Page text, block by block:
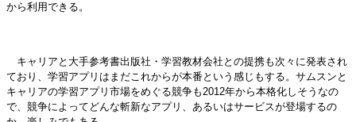
から利用できる。
キャリアと大手参考書出版社・学習教材会社との提携も次々に発表され
ており、学習アプリはまだこれからが本番という感じもする。サムスンと
キャリアの学習アプリ市場をめぐる競争も2012年から本格化しそうなの
で、競争によってどんな斬新なアプリ、あるいはサービスが登場するの